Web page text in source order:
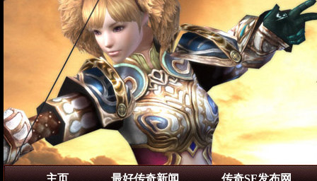
主页 最好传奇新闻 传奇SF发布网